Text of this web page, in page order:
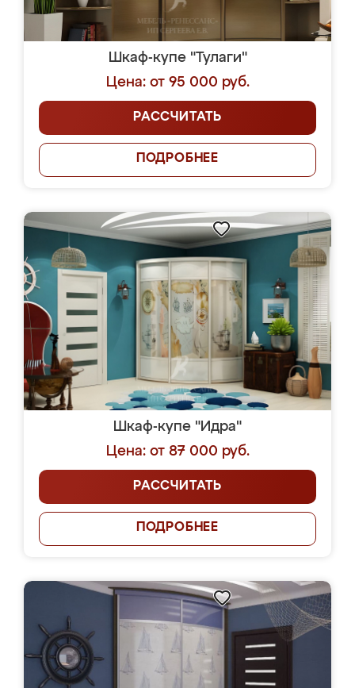
Шкаф-купе "Тулаги"
Цена: от 95 000 руб.
РАССЧИТАТЬ
ПОДРОБНЕЕ
Шкаф-купе "Идра"
Цена: от 87 000 руб.
РАССЧИТАТЬ
ПОДРОБНЕЕ